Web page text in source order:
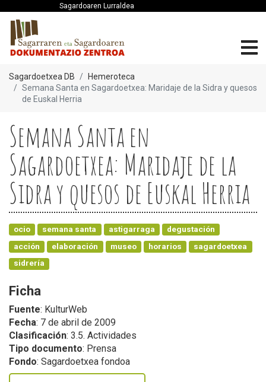
Sagardoaren Lurraldea
Sagardoetxea DB
Hemeroteca
Semana Santa en Sagardoetxea: Maridaje de la Sidra y quesos
de Euskal Herria
Semana Santa en
Sagardoetxea: Maridaje de la
Sidra y quesos de Euskal Herria
ocio semana santa astigarraga
degustación
acción
elaboración museo horarios
sagardoetxea
sidrería
Ficha
Fuente: KulturWeb
Fecha: 7 de abril de 2009
Clasificación: 3.5. Actividades
Tipo documento: Prensa
Fondo: Sagardoetxea fondoa